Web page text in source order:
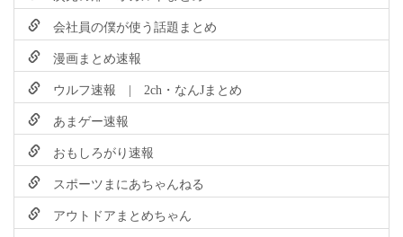
会社員の僕が使う話題まとめ
漫画まとめ速報
ウルフ速報 | 2ch・なんJまとめ
あまゲー速報
おもしろがり速報
スポーツまにあちゃんねる
アウトドアまとめちゃん